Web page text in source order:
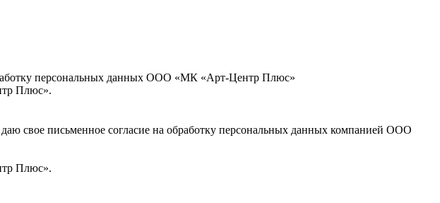
персональных данных ООО «МК «Арт-Центр Плюс»
Плюс».
свое письменное согласие на обработку персональных данных компанией ООО
Плюс».